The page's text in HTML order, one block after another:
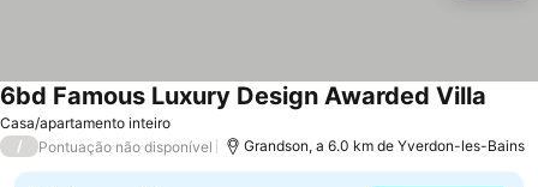
Casa/apartamento inteiro
6bd Famous Luxury Design Awarded Villa
/ Pontuação não disponível Grandson, a 6.0 km de Yverdon-les-Bains